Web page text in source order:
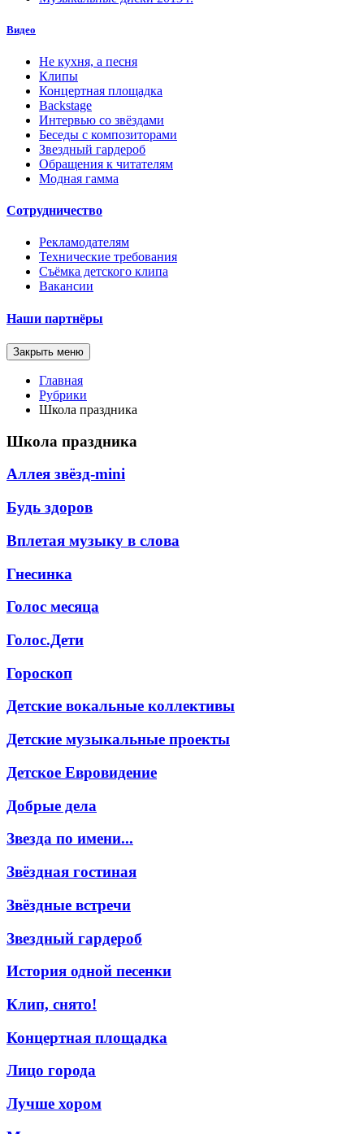
Видео
Не кухня, а песня
Клипы
Концертная площадка
Backstage
Интервью со звёздами
Беседы с композиторами
Звездный гардероб
Обращения к читателям
Модная гамма
Сотрудничество
Рекламодателям
Технические требования
Съёмка детского клипа
Вакансии
Наши партнёры
Закрыть меню
Главная
Рубрики
Школа праздника
Школа праздника
Аллея звёзд-mini
Будь здоров
Вплетая музыку в слова
Гнесинка
Голос месяца
Голос.Дети
Гороскоп
Детские вокальные коллективы
Детские музыкальные проекты
Детское Евровидение
Добрые дела
Звезда по имени...
Звёздная гостиная
Звёздные встречи
Звездный гардероб
История одной песенки
Клип, снято!
Концертная площадка
Лицо города
Лучше хором